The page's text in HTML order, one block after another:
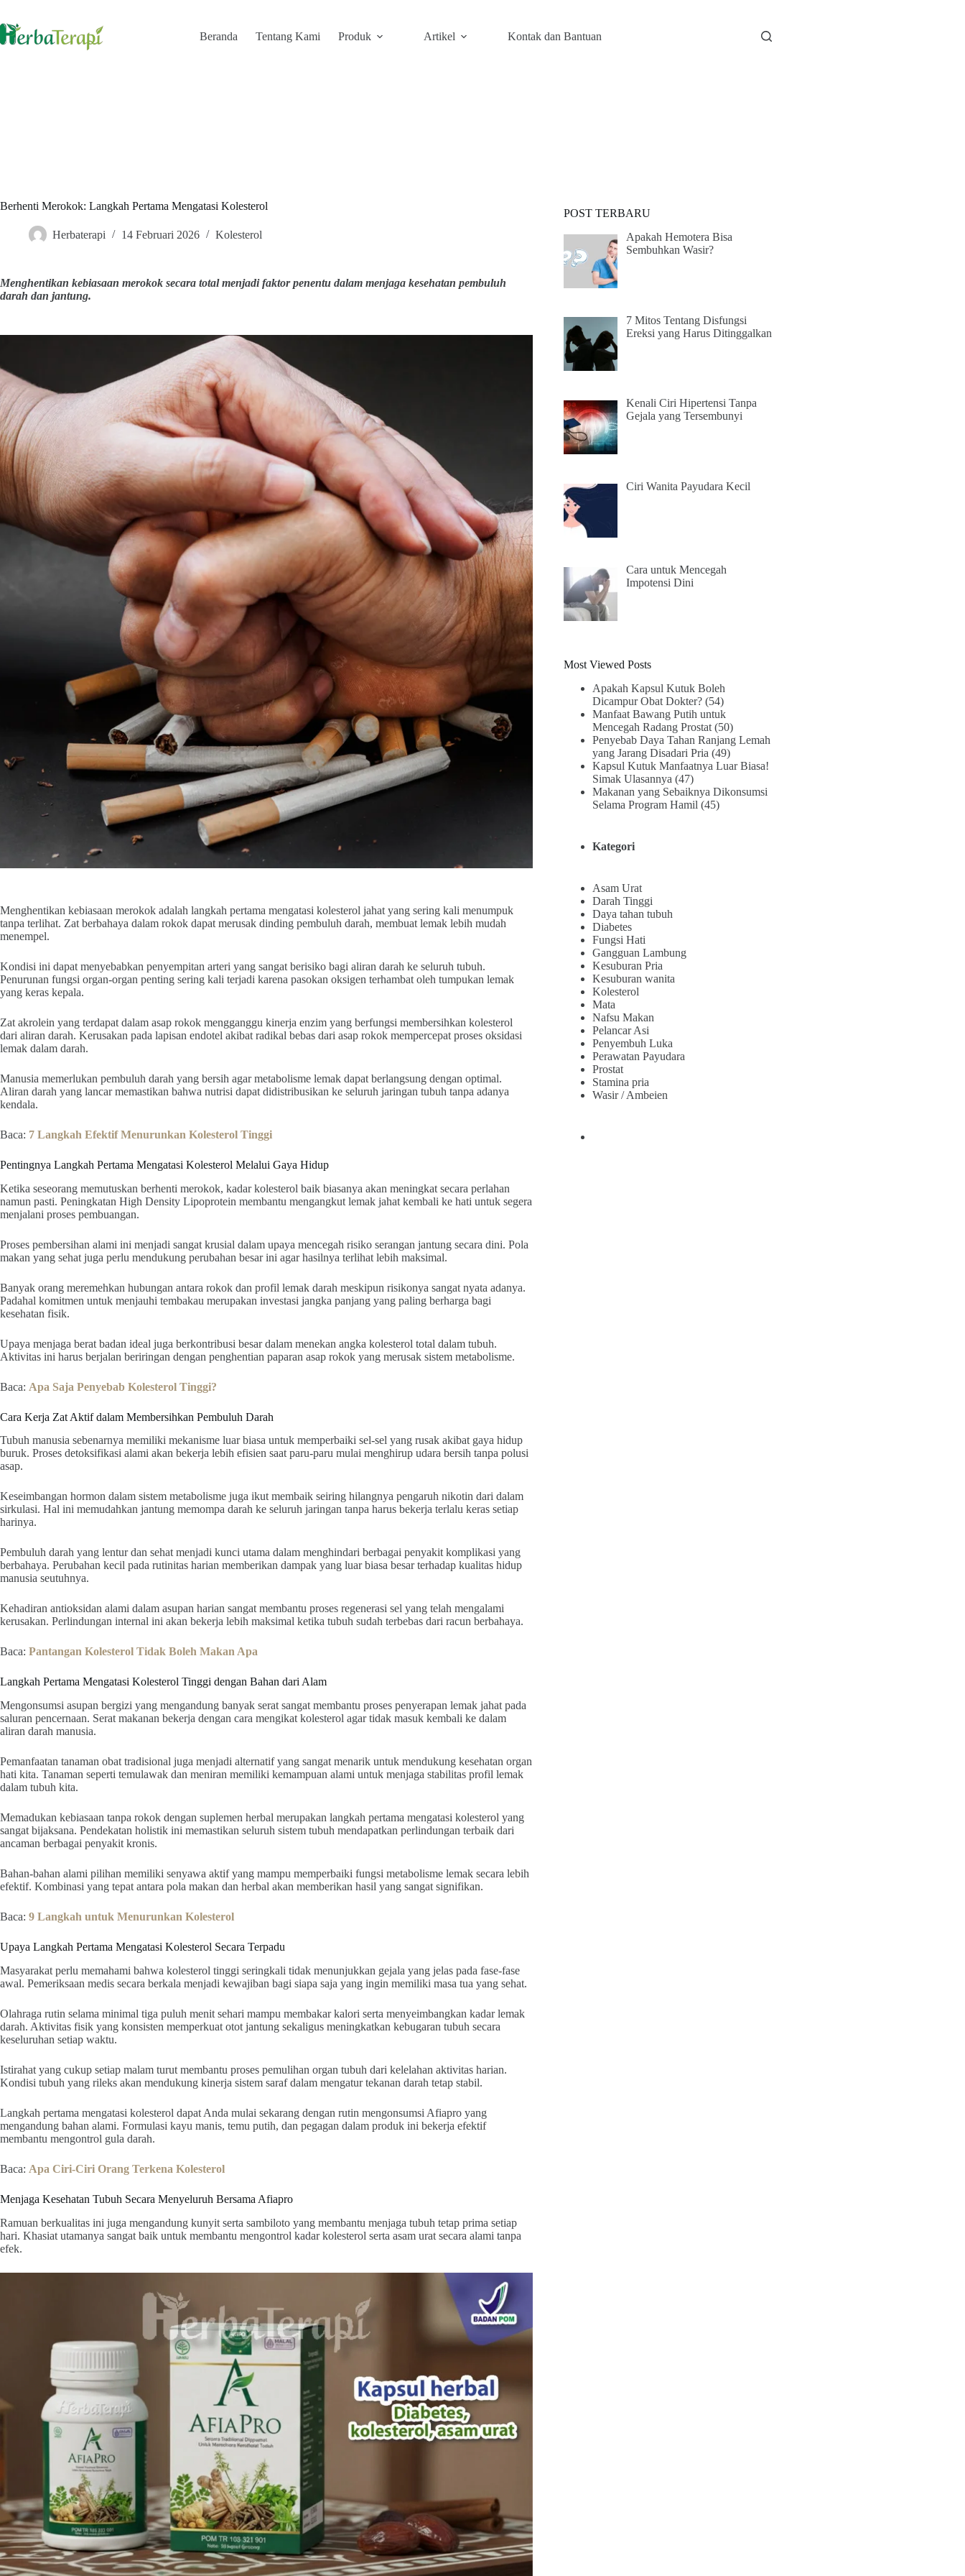
content
Beranda Tentang Kami Produk Artikel Kontak dan Bantuan
Berhenti Merokok: Langkah Pertama Mengatasi Kolesterol
Herbaterapi 14 Februari 2026 Kolesterol
Menghentikan kebiasaan merokok secara total menjadi faktor penentu dalam menjaga kesehatan pembuluh
darah dan jantung.
Menghentikan kebiasaan merokok adalah langkah pertama mengatasi kolesterol jahat yang sering kali menumpuk
tanpa terlihat. Zat berbahaya dalam rokok dapat merusak dinding pembuluh darah, membuat lemak lebih mudah
menempel.
Kondisi ini dapat menyebabkan penyempitan arteri yang sangat berisiko bagi aliran darah ke seluruh tubuh.
Penurunan fungsi organ-organ penting sering kali terjadi karena pasokan oksigen terhambat oleh tumpukan lemak
yang keras kepala.
Zat akrolein yang terdapat dalam asap rokok mengganggu kinerja enzim yang berfungsi membersihkan kolesterol
dari aliran darah. Kerusakan pada lapisan endotel akibat radikal bebas dari asap rokok mempercepat proses oksidasi
lemak dalam darah.
Manusia memerlukan pembuluh darah yang bersih agar metabolisme lemak dapat berlangsung dengan optimal.
Aliran darah yang lancar memastikan bahwa nutrisi dapat didistribusikan ke seluruh jaringan tubuh tanpa adanya
kendala.
Baca: 7 Langkah Efektif Menurunkan Kolesterol Tinggi
Pentingnya Langkah Pertama Mengatasi Kolesterol Melalui Gaya Hidup
Ketika seseorang memutuskan berhenti merokok, kadar kolesterol baik biasanya akan meningkat secara perlahan
namun pasti. Peningkatan High Density Lipoprotein membantu mengangkut lemak jahat kembali ke hati untuk segera
menjalani proses pembuangan.
Proses pembersihan alami ini menjadi sangat krusial dalam upaya mencegah risiko serangan jantung secara dini. Pola
makan yang sehat juga perlu mendukung perubahan besar ini agar hasilnya terlihat lebih maksimal.
Banyak orang meremehkan hubungan antara rokok dan profil lemak darah meskipun risikonya sangat nyata adanya.
Padahal komitmen untuk menjauhi tembakau merupakan investasi jangka panjang yang paling berharga bagi
kesehatan fisik.
Upaya menjaga berat badan ideal juga berkontribusi besar dalam menekan angka kolesterol total dalam tubuh.
Aktivitas ini harus berjalan beriringan dengan penghentian paparan asap rokok yang merusak sistem metabolisme.
Baca: Apa Saja Penyebab Kolesterol Tinggi?
Cara Kerja Zat Aktif dalam Membersihkan Pembuluh Darah
Tubuh manusia sebenarnya memiliki mekanisme luar biasa untuk memperbaiki sel-sel yang rusak akibat gaya hidup
buruk. Proses detoksifikasi alami akan bekerja lebih efisien saat paru-paru mulai menghirup udara bersih tanpa polusi
asap.
Keseimbangan hormon dalam sistem metabolisme juga ikut membaik seiring hilangnya pengaruh nikotin dari dalam
sirkulasi. Hal ini memudahkan jantung memompa darah ke seluruh jaringan tanpa harus bekerja terlalu keras setiap
harinya.
Pembuluh darah yang lentur dan sehat menjadi kunci utama dalam menghindari berbagai penyakit komplikasi yang
berbahaya. Perubahan kecil pada rutinitas harian memberikan dampak yang luar biasa besar terhadap kualitas hidup
manusia seutuhnya.
Kehadiran antioksidan alami dalam asupan harian sangat membantu proses regenerasi sel yang telah mengalami
kerusakan. Perlindungan internal ini akan bekerja lebih maksimal ketika tubuh sudah terbebas dari racun berbahaya.
Baca: Pantangan Kolesterol Tidak Boleh Makan Apa
Langkah Pertama Mengatasi Kolesterol Tinggi dengan Bahan dari Alam
Mengonsumsi asupan bergizi yang mengandung banyak serat sangat membantu proses penyerapan lemak jahat pada
saluran pencernaan. Serat makanan bekerja dengan cara mengikat kolesterol agar tidak masuk kembali ke dalam
aliran darah manusia.
Pemanfaatan tanaman obat tradisional juga menjadi alternatif yang sangat menarik untuk mendukung kesehatan organ
hati kita. Tanaman seperti temulawak dan meniran memiliki kemampuan alami untuk menjaga stabilitas profil lemak
dalam tubuh kita.
Memadukan kebiasaan tanpa rokok dengan suplemen herbal merupakan langkah pertama mengatasi kolesterol yang
sangat bijaksana. Pendekatan holistik ini memastikan seluruh sistem tubuh mendapatkan perlindungan terbaik dari
ancaman berbagai penyakit kronis.
Bahan-bahan alami pilihan memiliki senyawa aktif yang mampu memperbaiki fungsi metabolisme lemak secara lebih
efektif. Kombinasi yang tepat antara pola makan dan herbal akan memberikan hasil yang sangat signifikan.
Baca: 9 Langkah untuk Menurunkan Kolesterol
Upaya Langkah Pertama Mengatasi Kolesterol Secara Terpadu
Masyarakat perlu memahami bahwa kolesterol tinggi seringkali tidak menunjukkan gejala yang jelas pada fase-fase
awal. Pemeriksaan medis secara berkala menjadi kewajiban bagi siapa saja yang ingin memiliki masa tua yang sehat.
Olahraga rutin selama minimal tiga puluh menit sehari mampu membakar kalori serta menyeimbangkan kadar lemak
darah. Aktivitas fisik yang konsisten memperkuat otot jantung sekaligus meningkatkan kebugaran tubuh secara
keseluruhan setiap waktu.
Istirahat yang cukup setiap malam turut membantu proses pemulihan organ tubuh dari kelelahan aktivitas harian.
Kondisi tubuh yang rileks akan mendukung kinerja sistem saraf dalam mengatur tekanan darah tetap stabil.
Langkah pertama mengatasi kolesterol dapat Anda mulai sekarang dengan rutin mengonsumsi Afiapro yang
mengandung bahan alami. Formulasi kayu manis, temu putih, dan pegagan dalam produk ini bekerja efektif
membantu mengontrol gula darah.
Baca: Apa Ciri-Ciri Orang Terkena Kolesterol
Menjaga Kesehatan Tubuh Secara Menyeluruh Bersama Afiapro
Ramuan berkualitas ini juga mengandung kunyit serta sambiloto yang membantu menjaga tubuh tetap prima setiap
hari. Khasiat utamanya sangat baik untuk membantu mengontrol kadar kolesterol serta asam urat secara alami tanpa
efek.
POST TERBARU
Apakah Hemotera Bisa
Sembuhkan Wasir?
7 Mitos Tentang Disfungsi
Ereksi yang Harus Ditinggalkan
Kenali Ciri Hipertensi Tanpa
Gejala yang Tersembunyi
Ciri Wanita Payudara Kecil
Cara untuk Mencegah
Impotensi Dini
Most Viewed Posts
Apakah Kapsul Kutuk Boleh
Dicampur Obat Dokter? (54)
Manfaat Bawang Putih untuk
Mencegah Radang Prostat (50)
Penyebab Daya Tahan Ranjang Lemah
yang Jarang Disadari Pria (49)
Kapsul Kutuk Manfaatnya Luar Biasa!
Simak Ulasannya (47)
Makanan yang Sebaiknya Dikonsumsi
Selama Program Hamil (45)
Kategori
Asam Urat
Darah Tinggi
Daya tahan tubuh
Diabetes
Fungsi Hati
Gangguan Lambung
Kesuburan Pria
Kesuburan wanita
Kolesterol
Mata
Nafsu Makan
Pelancar Asi
Penyembuh Luka
Perawatan Payudara
Prostat
Stamina pria
Wasir / Ambeien